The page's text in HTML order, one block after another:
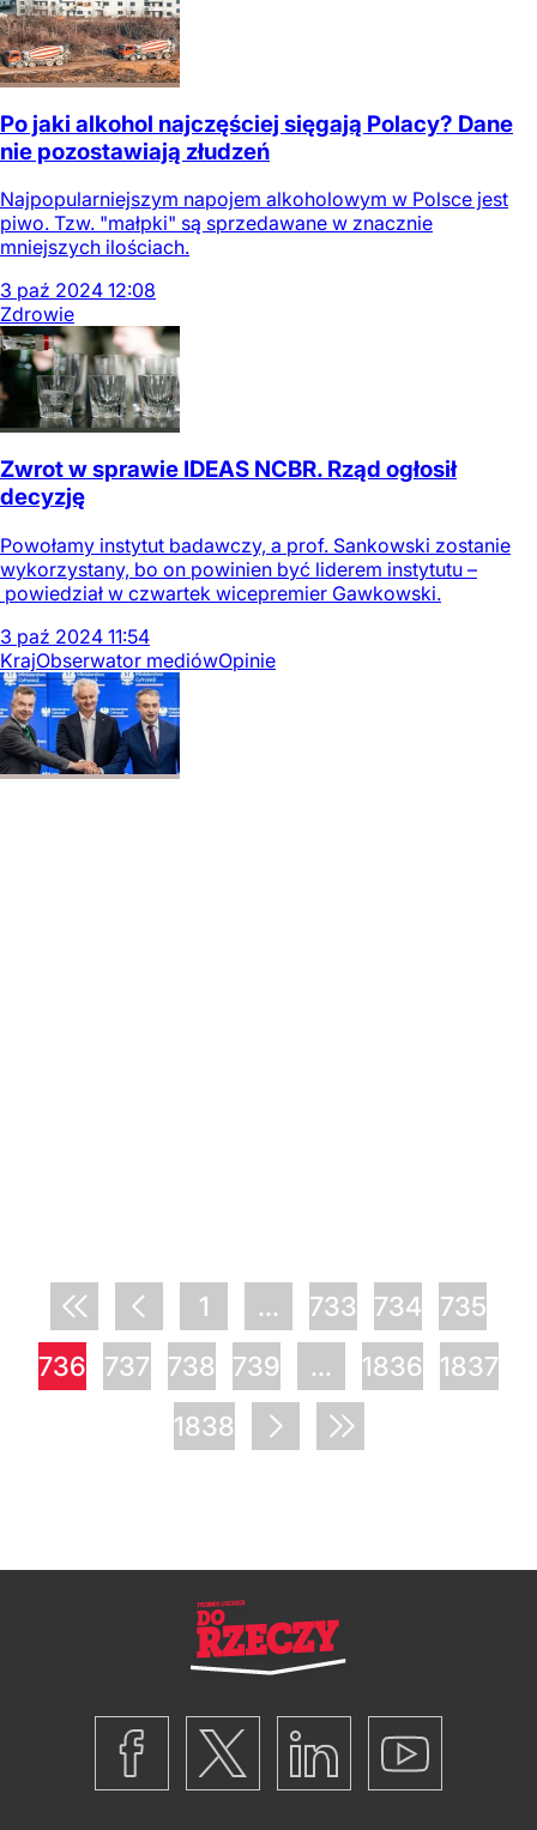
Po jaki alkohol najczęściej sięgają Polacy? Dane
nie pozostawiają złudzeń
Najpopularniejszym napojem alkoholowym w Polsce jest
piwo. Tzw. "małpki" są sprzedawane w znacznie
mniejszych ilościach.
3 paź 2024 12:08
Zdrowie
Zwrot w sprawie IDEAS NCBR. Rząd ogłosił
decyzję
Powołamy instytut badawczy, a prof. Sankowski zostanie
wykorzystany, bo on powinien być liderem instytutu –
powiedział w czwartek wicepremier Gawkowski.
3 paź 2024 11:54
KrajObserwator mediówOpinie
1 ... 733 734
735
736
737 738 739 ... 1836
1837
1838